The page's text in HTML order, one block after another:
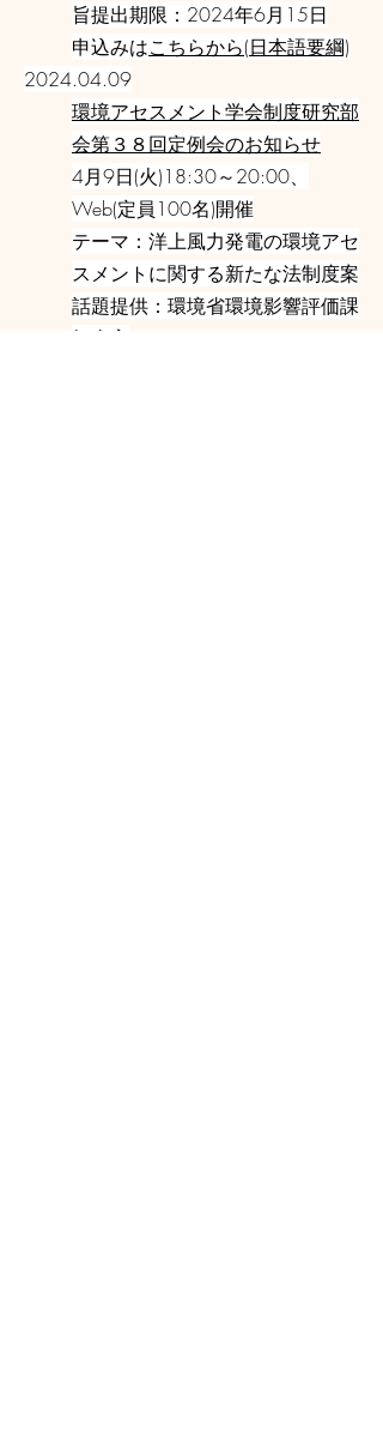
旨提出期限：2024年6月15日
申込みはこちらから(日本語要綱)
2024.04.09
環境アセスメント学会制度研究部
会第３８回定例会のお知らせ
4月9日(火)18:30～20:00、
Web(定員100名)開催
テーマ：洋上風力発電の環境アセ
スメントに関する新たな法制度案
話題提供：環境省環境影響評価課
担当官